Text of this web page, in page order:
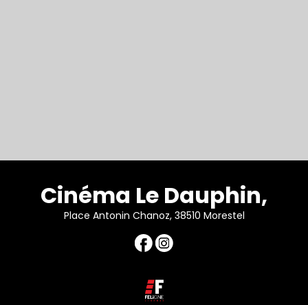
Cinéma Le Dauphin,
Place Antonin Chanoz, 38510 Morestel